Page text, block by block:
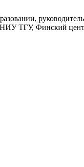
ТГУ, Финский